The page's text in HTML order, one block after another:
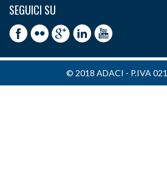
SEGUICI SU
© 2018 ADACI - P.IVA